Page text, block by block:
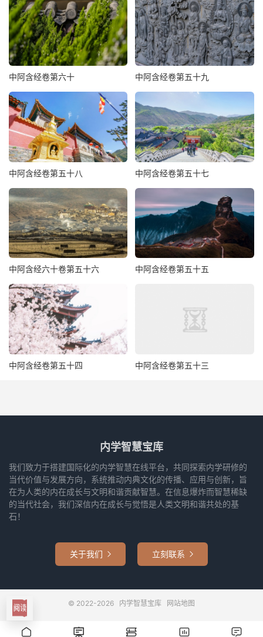
中阿含经卷第六十 中阿含经卷第五十九
中阿含经卷第五十八 中阿含经卷第五十七
中阿含经六十卷第五十六 中阿含经卷第五十五
中阿含经卷第五十四 中阿含经卷第五十三
内学智慧宝库
我们致力于搭建国际化的内学智慧在线平台，共同探索内学研修的
当代价值与发展方向，系统推动内典文化的传播、应用与创新，旨
在为人类的内在成长与文明和谐贡献智慧。在信息爆炸而智慧稀缺
的当代社会，我们深信内在成长与觉悟是人类文明和谐共处的基
石！
关于我们  立刻联系 
© 2022-2026 内学智慧宝库 网站地图
    